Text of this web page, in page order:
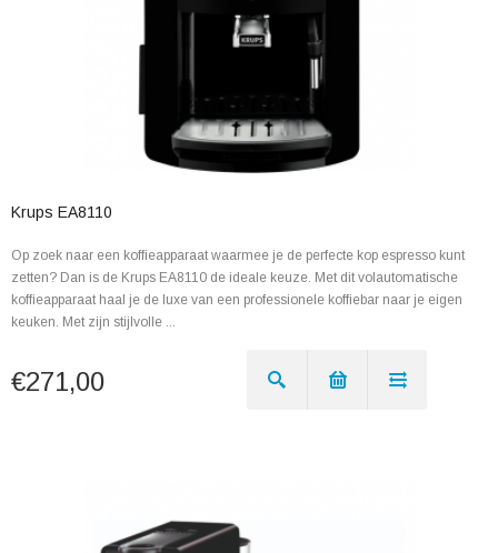
Krups EA8110
Op zoek naar een koffieapparaat waarmee je de perfecte kop espresso kunt
zetten? Dan is de Krups EA8110 de ideale keuze. Met dit volautomatische
koffieapparaat haal je de luxe van een professionele koffiebar naar je eigen
keuken. Met zijn stijlvolle ...
€271,00